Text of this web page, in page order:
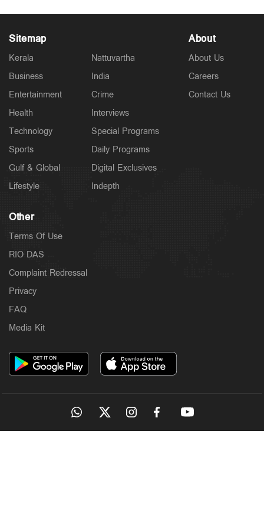
Sitemap
Kerala
Business
Entertainment
Health
Technology
Sports
Gulf & Global
Lifestyle
Nattuvartha
India
Crime
Interviews
Special Programs
Daily Programs
Digital Exclusives
Indepth
About
About Us
Careers
Contact Us
Other
Terms Of Use
RIO DAS
Complaint Redressal
Privacy
FAQ
Media Kit